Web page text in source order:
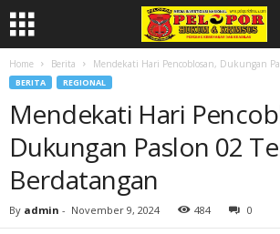
Home Berita Mendekati Hari Pencoblosan, Dukungan
BERITA REGIONAL
Mendekati Hari
Dukungan Paslon 02
Berdatangan
By admin - November 9, 2024 484 0